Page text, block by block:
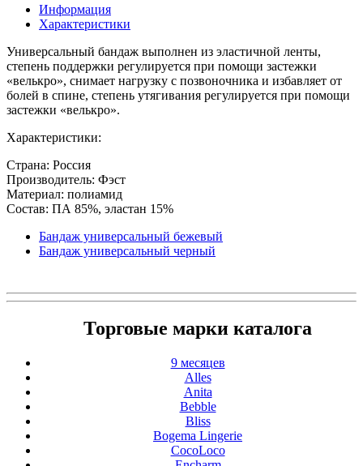
Информация
Характеристики
Универсальный бандаж выполнен из эластичной ленты,
степень поддержки регулируется при помощи застежки
«велькро», снимает нагрузку с позвоночника и избавляет от
болей в спине, степень утягивания регулируется при помощи
застежки «велькро».
Характеристики:
Страна: Россия
Производитель: Фэст
Материал: полиамид
Состав: ПА 85%, эластан 15%
Бандаж универсальный бежевый
Бандаж универсальный черный
Торговые марки каталога
9 месяцев
Alles
Anita
Bebble
Bliss
Bogema Lingerie
CocoLoco